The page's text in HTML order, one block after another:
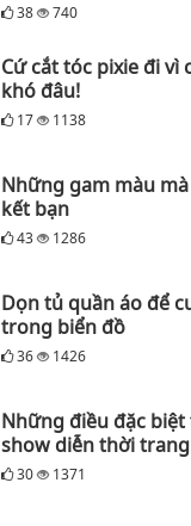
38 740
Cứ cắt tóc pixie đi
khó đâu!
17 1138
Những gam màu
kết bạn
43 1286
Dọn tủ quần áo để
trong biển đồ
36 1426
Những điều đặc
show diễn thời trang
30 1371